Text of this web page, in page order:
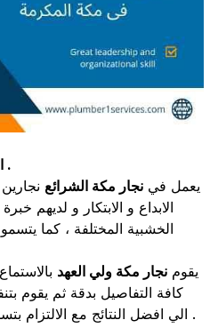
افضل نجار في مكة ولي العهد .
يعمل في نجار مكة الشرائع
الابداع و الابتكار و لديهم
الخشبية المختلفة ، كما
يقوم نجار مكة ولي العهد
كافة التفاصيل بدقة ثم يقوم
الي افضل النتائج مع الالتزام بتسليم العفش في المعاد المحدد .